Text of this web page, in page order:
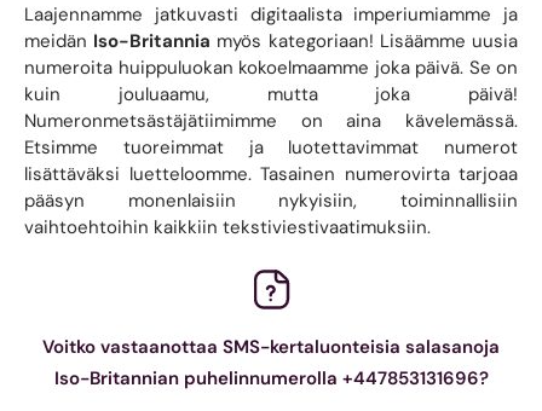
Laajennamme jatkuvasti digitaalista imperiumiamme ja
meidän Iso-Britannia myös kategoriaan! Lisäämme uusia
numeroita huippuluokan kokoelmaamme joka päivä. Se on
kuin jouluaamu, mutta joka päivä!
Numeronmetsästäjätiimimme on aina kävelemässä.
Etsimme tuoreimmat ja luotettavimmat numerot
lisättäväksi luetteloomme. Tasainen numerovirta tarjoaa
pääsyn monenlaisiin nykyisiin, toiminnallisiin
vaihtoehtoihin kaikkiin tekstiviestivaatimuksiin.
Voitko vastaanottaa SMS-kertaluonteisia salasanoja
Iso-Britannian puhelinnumerolla +447853131696?